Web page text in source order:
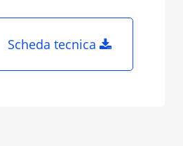
Scheda tecnica